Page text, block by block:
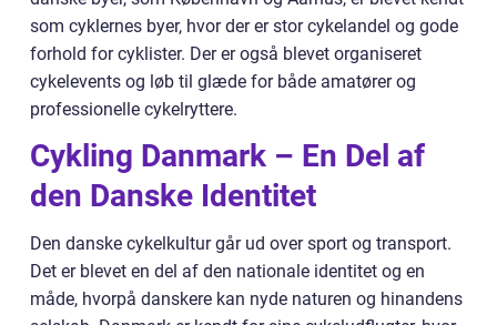
som cyklernes byer, hvor der er stor cykelandel og gode
forhold for cyklister. Der er også blevet organiseret
cykelevents og løb til glæde for både amatører og
professionelle cykelryttere.
Cykling Danmark – En Del af
den Danske Identitet
Den danske cykelkultur går ud over sport og transport.
Det er blevet en del af den nationale identitet og en
måde, hvorpå danskere kan nyde naturen og hinandens